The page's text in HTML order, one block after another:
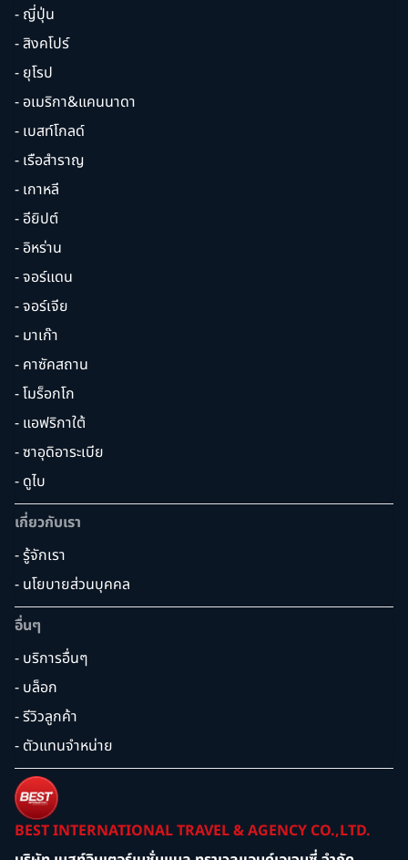
- ญี่ปุ่น
- สิงคโปร์
- ยุโรป
- อเมริกา&แคนนาดา
- เบสท์โกลด์
- เรือสำราญ
- เกาหลี
- อียิปต์
- อิหร่าน
- จอร์แดน
- จอร์เจีย
- มาเก๊า
- คาซัคสถาน
- โมร็อกโก
- แอฟริกาใต้
- ซาอุดิอาระเบีย
- ดูไบ
เกี่ยวกับเรา
- รู้จักเรา
- นโยบายส่วนบุคคล
อื่นๆ
- บริการอื่นๆ
- บล็อก
- รีวิวลูกค้า
- ตัวแทนจำหน่าย
BEST INTERNATIONAL TRAVEL & AGENCY CO.,LTD.